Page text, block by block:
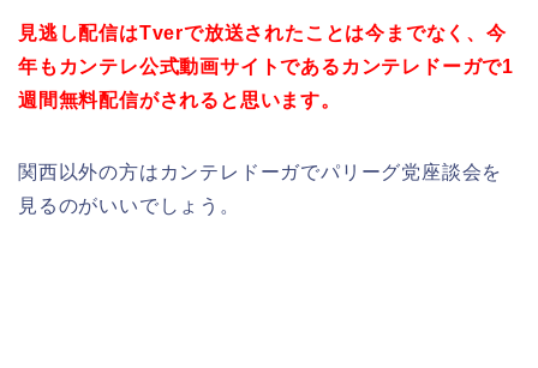
見逃し配信はTverで放送されたことは今までなく、今
年もカンテレ公式動画サイトであるカンテレドーガで1
週間無料配信がされると思います。
関西以外の方はカンテレドーガでパリーグ党座談会を
見るのがいいでしょう。